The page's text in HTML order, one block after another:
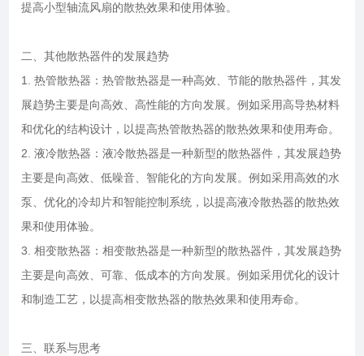
提高小型轴流风扇的散热效果和使用体验。
二、其他散热器件的发展趋势
1. 热管散热器：热管散热器是一种高效、节能的散热器件，其发
展趋势主要是向高效、高性能的方向发展。例如采用高导热材料
和优化的结构设计，以提高热管散热器的散热效果和使用寿命。
2. 液冷散热器：液冷散热器是一种新型的散热器件，其发展趋势
主要是向高效、低噪音、智能化的方向发展。例如采用高效的水
泵、优化的冷却片和智能控制系统，以提高液冷散热器的散热效
果和使用体验。
3. 相变散热器：相变散热器是一种新型的散热器件，其发展趋势
主要是向高效、可靠、低成本的方向发展。例如采用优化的设计
和制造工艺，以提高相变散热器的散热效果和使用寿命。
三、联系与思考